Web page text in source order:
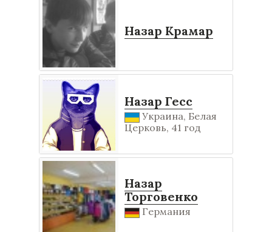
Назар Крамар
Назар Гесс
Украина, Белая
Церковь, 41 год
Назар
Торговенко
Германия